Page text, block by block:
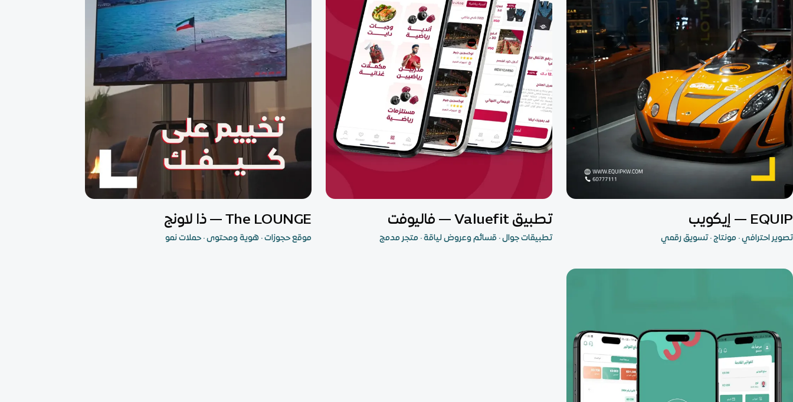
EQUIP — إيكويب
تصوير احترافي · مونتاج · تسويق رقمي
تطبيق جوال
تطبيق Valuefit — فاليوفت
تطبيقات جوال · قسائم وعروض لياقة · متجر مدمج
The LOUNGE — ذا لاونج
موقع حجوزات · هوية ومحتوى · حملات نمو